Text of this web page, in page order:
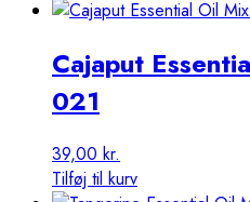
Cajaput
021
39,00 kr.
Tilføj til kurv